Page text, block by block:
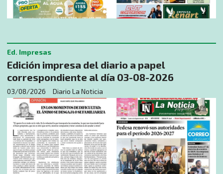
Edición impresa del diario a papel
correspondiente al día 03-08-2026
Diario La Noticia
Ed. Impresas
03/08/2026